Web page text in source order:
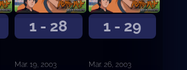
1 - 28
Mar. 19, 2003
1 - 29
Mar. 26, 2003